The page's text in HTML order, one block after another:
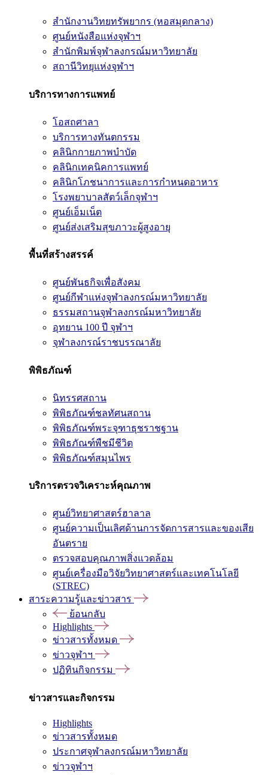
สำนักงานวิทยทรัพยากร (หอสมุดกลาง)
ศูนย์หนังสือแห่งจุฬาฯ
สำนักพิมพ์จุฬาลงกรณ์มหาวิทยาลัย
สถานีวิทยุแห่งจุฬาฯ
บริการทางการแพทย์
โอสถศาลา
บริการทางทันตกรรม
คลินิกกายภาพบำบัด
คลินิกเทคนิคการแพทย์
คลินิกโภชนาการและการกำหนดอาหาร
โรงพยาบาลสัตว์เล็กจุฬาฯ
ศูนย์เอ็มเน็ต
ศูนย์ส่งเสริมสุขภาวะผู้สูงอายุ
พื้นที่สร้างสรรค์
ศูนย์พันธกิจเพื่อสังคม
ศูนย์กีฬาแห่งจุฬาลงกรณ์มหาวิทยาลัย
ธรรมสถานจุฬาลงกรณ์มหาวิทยาลัย
อุทยาน 100 ปี จุฬาฯ
จุฬาลงกรณ์ราชบรรณาลัย
พิพิธภัณฑ์
นิทรรศสถาน
พิพิธภัณฑ์ชลทัศนสถาน
พิพิธภัณฑ์พระจุฑาธุชราชฐาน
พิพิธภัณฑ์พืชมีชีวิต
พิพิธภัณฑ์สมุนไพร
บริการตรวจวิเคราะห์คุณภาพ
ศูนย์วิทยาศาสตร์ฮาลาล
ศูนย์ความเป็นเลิศด้านการจัดการสารและของเสีย
อันตราย
ตรวจสอบคุณภาพสิ่งแวดล้อม
ศูนย์เครื่องมือวิจัยวิทยาศาสตร์และเทคโนโลยี
(STREC)
สาระความรู้และข่าวสาร
ย้อนกลับ
Highlights
ข่าวสารทั้งหมด
ข่าวจุฬาฯ
ปฏิทินกิจกรรม
ข่าวสารและกิจกรรม
Highlights
ข่าวสารทั้งหมด
ประกาศจุฬาลงกรณ์มหาวิทยาลัย
ข่าวจุฬาฯ